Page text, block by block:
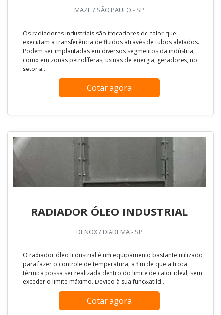
MAZE / SÃO PAULO - SP
Os radiadores industriais são trocadores de calor que
executam a transferência de fluidos através de tubos aletados.
Podem ser implantadas em diversos segmentos da indústria,
como em zonas petrolíferas, usinas de energia, geradores, no
setor a...
Cotar agora
RADIADOR ÓLEO INDUSTRIAL
DENOX / DIADEMA - SP
O radiador óleo industrial é um equipamento bastante utilizado
para fazer o controle de temperatura, a fim de que a troca
térmica possa ser realizada dentro do limite de calor ideal, sem
exceder o limite máximo. Devido à sua funç&atild...
Cotar agora